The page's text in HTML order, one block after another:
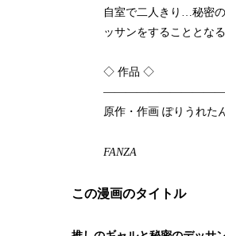
自室で二人きり…秘密
ッサンをすることとなる
◇ 作品 ◇
原作・作画 ぽりうれた
FANZA
この漫画のタイトル